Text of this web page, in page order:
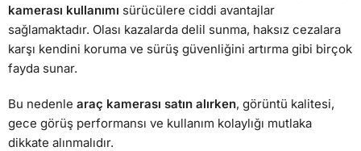
kamerası kullanımı sürücülere ciddi avantajlar
sağlamaktadır. Olası kazalarda delil sunma, haksız cezalara
karşı kendini koruma ve sürüş güvenliğini artırma gibi birçok
fayda sunar.
Bu nedenle araç kamerası satın alırken, görüntü kalitesi,
gece görüş performansı ve kullanım kolaylığı mutlaka
dikkate alınmalıdır.